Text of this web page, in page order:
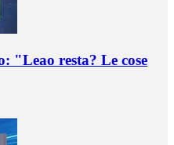
"Leao resta? Le cose